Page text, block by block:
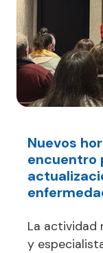
Nuevos
encuentro
La actividad
y